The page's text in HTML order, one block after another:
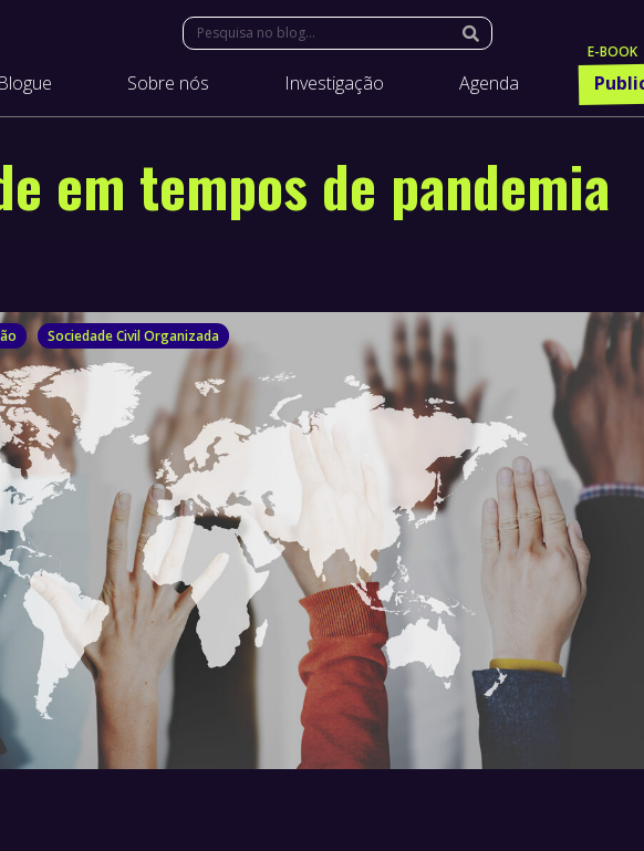
Search:
Blogue Sobre nós Investigação Agenda
em tempos de pandemia
Sociedade Civil Organizada